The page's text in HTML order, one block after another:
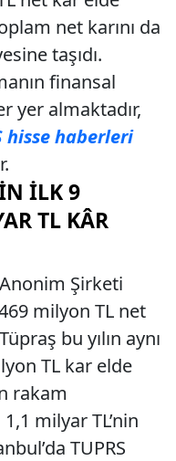
net karını da
taşıdı.
finansal
yer almaktadır,
hisse haberleri
İLK 9
TL KÂR
Şirketi
milyon TL net
bu yılın aynı
TL kar elde
rakam
milyar TL’nin
TUPRS